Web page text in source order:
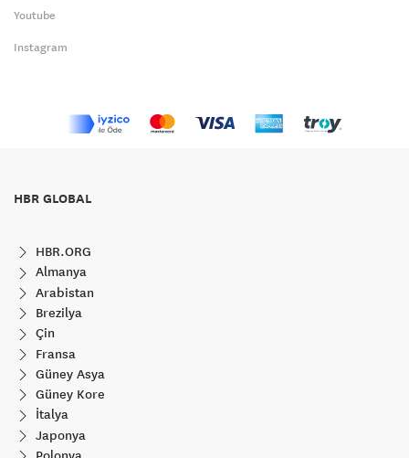
Youtube
Instagram
HBR GLOBAL
HBR.ORG
Almanya
Arabistan
Brezilya
Çin
Fransa
Güney Asya
Güney Kore
İtalya
Japonya